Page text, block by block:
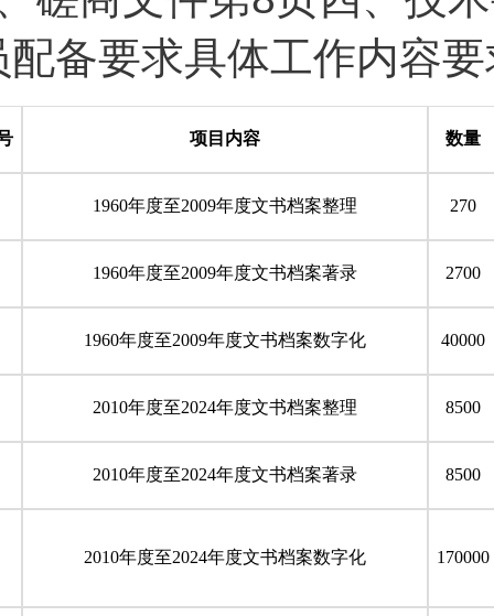
配备要求具体工作内容
项目内容 数量
1960年度至2009年度文书档案整理 270
1960年度至2009年度文书档案著录 2700
1960年度至2009年度文书档案数字化 40000
2010年度至2024年度文书档案整理 8500
2010年度至2024年度文书档案著录 8500
2010年度至2024年度文书档案数字化 170000